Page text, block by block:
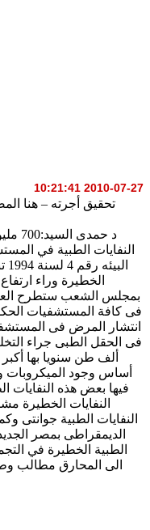
2010-07-27 10:21:41
تحقيق أجرته – هنا
النفايات الطبية في
بمجلس الشعب ستطرح
أساس وجود الميكروبات
فيها بعض هذه النفايات
النفايات الخطيرة
النفايات الطبية جوانتى
الديمقراطى بمصر
الطبية الخطيرة في
الى المحارق مطالب